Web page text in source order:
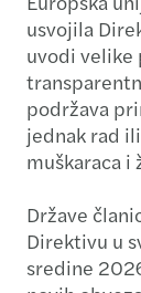
usvojila
uvodi velike
podržava
jednak rad
muškaraca i
Države
Direktivu u
sredine